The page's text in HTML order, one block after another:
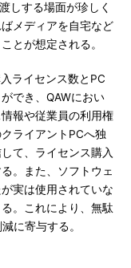
しする場面が珍しく
メディアを自宅など
とが想定される。
ライセンス数とPC
でき、QAWにおい
報や従業員の利用権
ライアントPCへ独
て、ライセンス購入
。また、ソフトウェ
実は使用されていな
。これにより、無駄
に寄与する。